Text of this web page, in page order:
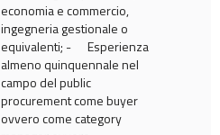
economia e commercio,
ingegneria gestionale o
equivalenti; - Esperienza
almeno quinquennale nel
campo del public
procurement come buyer
ovvero come category